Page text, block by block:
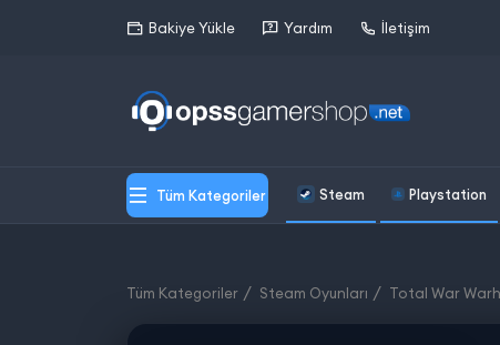
Bakiye Yükle Yardım İletişim
Tüm Kategoriler Steam Playstation
Tüm Kategoriler Steam Oyunları Total War